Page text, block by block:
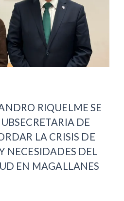
RIQUELME SE
DE
LA CRISIS DE
NECESIDADES DEL
EN MAGALLANES